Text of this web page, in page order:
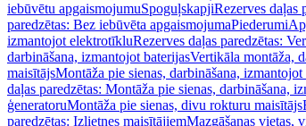
iebūvētu apgaismojumuSpoguļskapjiRezerves daļas
paredzētas: Bez iebūvēta apgaismojumaPiederumi
izmantojot elektrotīkluRezerves daļas paredzētas:
darbināšana, izmantojot baterijasVertikāla montāža,
maisītājsMontāža pie sienas, darbināšana,
daļas paredzētas: Montāža pie sienas, darbināšana,
ģeneratoruMontāža pie sienas, divu rokturu maisītājs
paredzētas: Izlietnes maisītājiemMazgāšanas vietas,